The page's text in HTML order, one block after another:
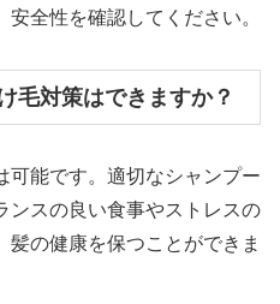
全性を確認してください。
毛対策はできますか？
可能です。適切なシャンプー
ンスの良い食事やストレスの
の健康を保つことができま